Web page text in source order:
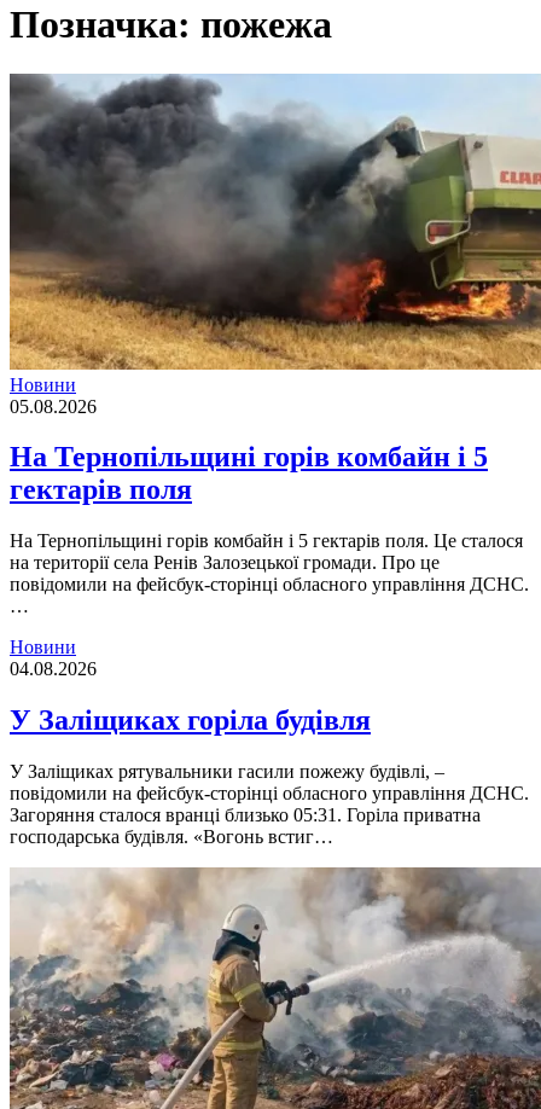
Позначка: пожежа
Новини
05.08.2026
На Тернопільщині горів комбайн і 5
гектарів поля
На Тернопільщині горів комбайн і 5 гектарів поля. Це сталося
на території села Ренів Залозецької громади. Про це
повідомили на фейсбук-сторінці обласного управління ДСНС.
…
Новини
04.08.2026
У Заліщиках горіла будівля
У Заліщиках рятувальники гасили пожежу будівлі, –
повідомили на фейсбук-сторінці обласного управління ДСНС.
Загоряння сталося вранці близько 05:31. Горіла приватна
господарська будівля. «Вогонь встиг…